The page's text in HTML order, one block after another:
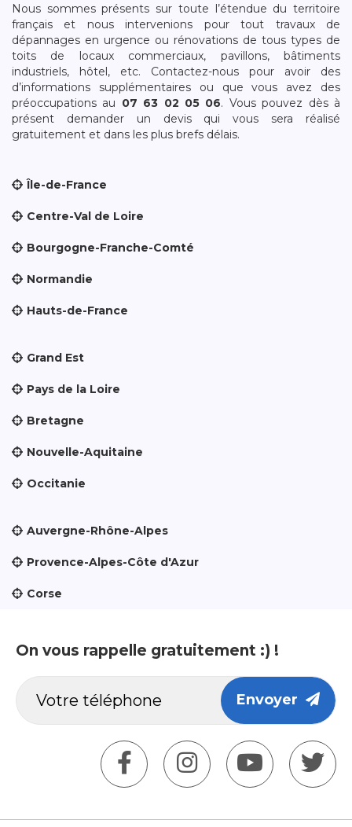
Nous sommes présents sur toute l’étendue du territoire
français et nous intervenions pour tout travaux de
dépannages en urgence ou rénovations de tous types de
toits de locaux commerciaux, pavillons, bâtiments
industriels, hôtel, etc. Contactez-nous pour avoir des
d’informations supplémentaires ou que vous avez des
préoccupations au 07 63 02 05 06. Vous pouvez dès à
présent demander un devis qui vous sera réalisé
gratuitement et dans les plus brefs délais.
Île-de-France
Centre-Val de Loire
Bourgogne-Franche-Comté
Normandie
Hauts-de-France
Grand Est
Pays de la Loire
Bretagne
Nouvelle-Aquitaine
Occitanie
Auvergne-Rhône-Alpes
Provence-Alpes-Côte d'Azur
Corse
On vous rappelle gratuitement :) !
Envoyer